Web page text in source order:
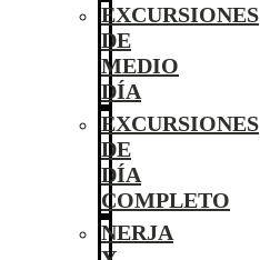
EXCURSIONES
DE
MEDIO
DÍA
EXCURSIONES
DE
DÍA
COMPLETO
NERJA